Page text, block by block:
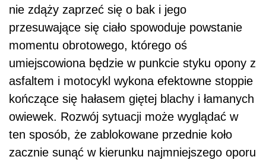
nie zdąży zaprzeć się o bak i jego
przesuwające się ciało spowoduje powstanie
momentu obrotowego, którego oś
umiejscowiona będzie w punkcie styku opony z
asfaltem i motocykl wykona efektowne stoppie
kończące się hałasem giętej blachy i łamanych
owiewek. Rozwój sytuacji może wyglądać w
ten sposób, że zablokowane przednie koło
zacznie sunąć w kierunku najmniejszego oporu